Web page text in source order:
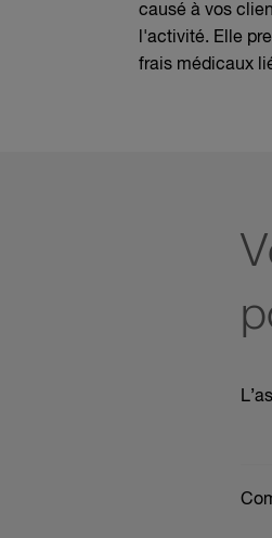
causé à vos
l'activité. Elle
frais médicaux